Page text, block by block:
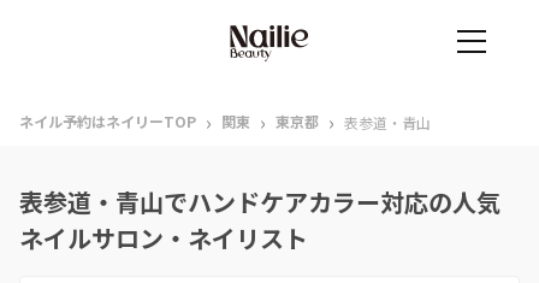
ネイル予約はネイリーTOP › 関東 › 東京都 › 表参道・青山
表参道・青山でハンドケアカラー対応の人気
ネイルサロン・ネイリスト